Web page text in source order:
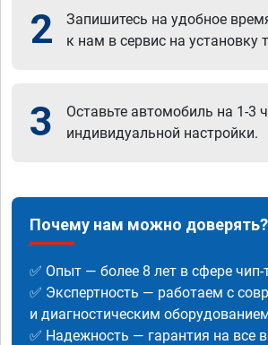
2
Запишитесь на удобное
к нам в сервис на установку
3
Оставьте автомобиль на 1-3
индивидуальной настройки.
Почему нам можно доверять?
✅ Опыт — более 8 лет в сфере чип-
✅ Экспертность — работаем с
и диагностическим
✅ Надежность — гарантия на все